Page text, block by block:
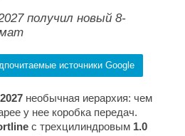
получил новый 8-
источники Google
необычная иерархия: чем
у нее коробка передач.
с трехцилиндровым 1.0